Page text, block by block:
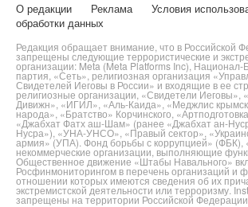
О редакции Реклама Условия
обработки данных
Редакция обращает внимание, что в Российской
запрещены следующие террористические и
организации: Meta (Meta Platforms Inc), Национал-
партия, «Сеть», религиозная организация
Свидетелей Иеговы в России» и входящие в ее
религиозные организации, «Свидетели Иеговы»,
Дивижн», «ИГИЛ», «Аль-Каида», «Меджлис
народа», «Братство» Корчинского,
«Джабхат Фатх аш-Шам» (ранее «Джабхат ан-
Нусра»), «УНА-УНСО», «Правый сектор»,
армия» (УПА). Фонд борьбы с коррупцией» (ФБК),
некоммерческие организации, выполняющие
Общественное движение «Штабы Навального»
Росфинмониторингом в перечень организаций и
отношении которых имеются сведения об их
экстремистской деятельности или терроризму.
запрещены на территории Российской Федерации.